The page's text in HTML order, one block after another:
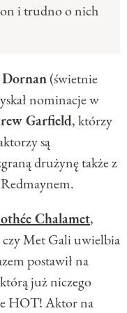
i trudno o nich
Dornan(świetnie
nominacje w
Garfield, którzy
są
drużynę także z
Chalamet,
Met Gali uwielbia
postawił na
już niczego
HOT! Aktor na